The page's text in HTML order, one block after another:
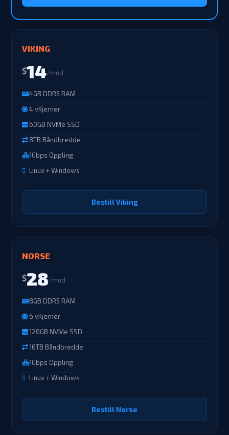
VIKING
$14/mnd
4GB DDR5 RAM
4 vKjerner
60GB NVMe SSD
8TB Båndbredde
1Gbps Oppling
Linux + Windows
Bestill Viking
NORSE
$28/mnd
8GB DDR5 RAM
6 vKjerner
120GB NVMe SSD
16TB Båndbredde
1Gbps Oppling
Linux + Windows
Bestill Norse